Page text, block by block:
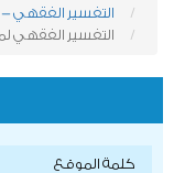
التفسير الفقهي
التفسير الفقهي
كلمة الموقع